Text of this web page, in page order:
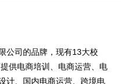
公司的品牌，现有13大校
供电商培训、电商运营、电
计、国内电商运营、跨境电